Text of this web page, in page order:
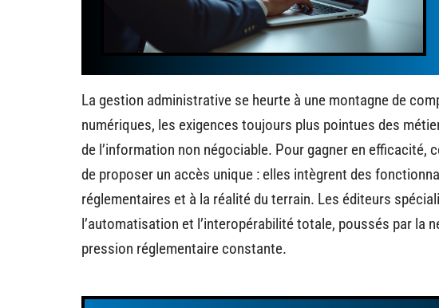
La gestion administrative se heurte à une montagne de
numériques, les exigences toujours plus pointues des
de l’information non négociable. Pour gagner en
de proposer un accès unique : elles intègrent des
réglementaires et à la réalité du terrain. Les éditeurs
l’automatisation et l’interopérabilité totale, poussés par la
pression réglementaire constante.